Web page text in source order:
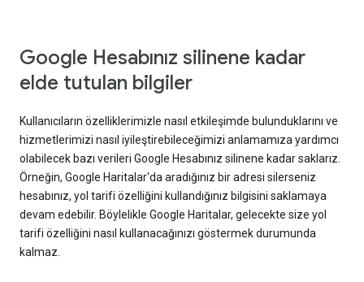
Google Hesabınız silinene kadar
elde tutulan bilgiler
Kullanıcıların özelliklerimizle nasıl etkileşimde bulunduklarını ve
hizmetlerimizi nasıl iyileştirebileceğimizi anlamamıza yardımcı
olabilecek bazı verileri Google Hesabınız silinene kadar saklarız.
Örneğin, Google Haritalar'da aradığınız bir adresi silerseniz
hesabınız, yol tarifi özelliğini kullandığınız bilgisini saklamaya
devam edebilir. Böylelikle Google Haritalar, gelecekte size yol
tarifi özelliğini nasıl kullanacağınızı göstermek durumunda
kalmaz.